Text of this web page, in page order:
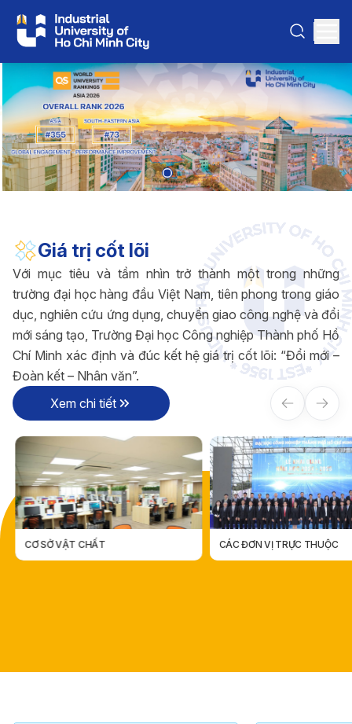
Giá trị cốt lõi
Với mục tiêu và tầm nhìn trở thành một trong những
trường đại học hàng đầu Việt Nam, tiên phong trong giáo
dục, nghiên cứu ứng dụng, chuyển giao công nghệ và đổi
mới sáng tạo, Trường Đại học Công nghiệp Thành phố Hồ
Chí Minh xác định và đúc kết hệ giá trị cốt lõi: “Đổi mới –
Đoàn kết – Nhân văn”.
Xem chi tiết
CƠ SỞ VẬT CHẤT CÁC ĐƠN VỊ TRỰC THUỘC